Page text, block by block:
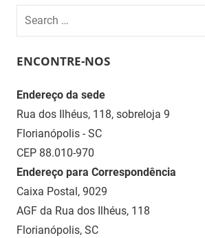
Search
for:
ENCONTRE-NOS
Endereço da sede
Rua dos Ilhéus, 118, sobreloja 9
Florianópolis - SC
CEP 88.010-970
Endereço para Correspondência
Caixa Postal, 9029
AGF da Rua dos Ilhéus, 118
Florianópolis, SC